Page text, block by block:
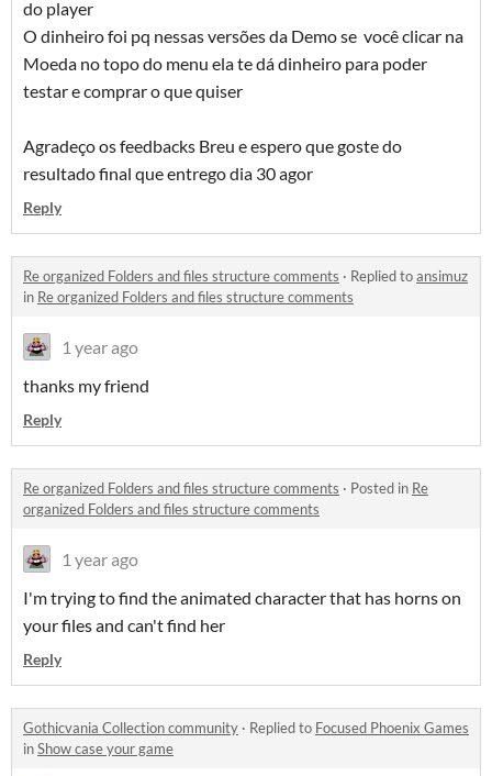
do player
O dinheiro foi pq nessas versões da Demo se você clicar na
Moeda no topo do menu ela te dá dinheiro para poder
testar e comprar o que quiser
Agradeço os feedbacks Breu e espero que goste do
resultado final que entrego dia 30 agor
Reply
Re organized Folders and files structure comments · Replied toansimuz
in Re organized Folders and files structure comments
1 year ago
thanks my friend
Reply
Re organized Folders and files structure comments · Posted in Re
organized Folders and files structure comments
1 year ago
I'm trying to find the animated character that has horns on
your files and can't find her
Reply
Gothicvania Collection community · Replied to Focused Phoenix Games
inShow case your game